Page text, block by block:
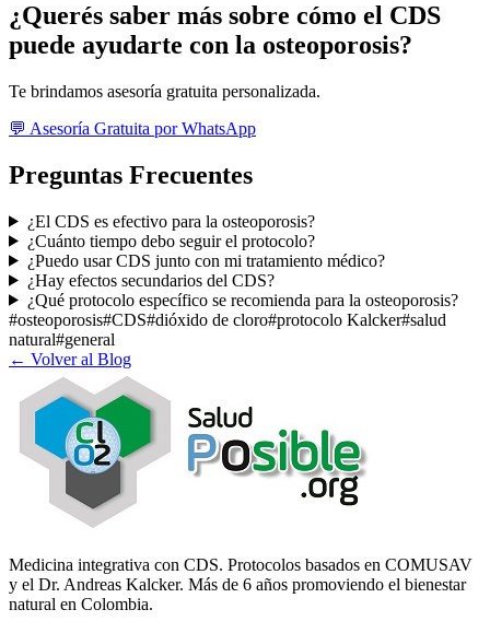
¿Querés saber más sobre cómo el CDS
puede ayudarte con la osteoporosis?
Te brindamos asesoría gratuita personalizada.
💬 Asesoría Gratuita por WhatsApp
Preguntas Frecuentes
¿El CDS es efectivo para la osteoporosis?
¿Cuánto tiempo debo seguir el protocolo?
¿Puedo usar CDS junto con mi tratamiento médico?
¿Hay efectos secundarios del CDS?
¿Qué protocolo específico se recomienda para la osteoporosis?
#osteoporosis#CDS#dióxido de cloro#protocolo Kalcker#salud
natural#general
← Volver al Blog
Medicina integrativa con CDS. Protocolos basados en COMUSAV
y el Dr. Andreas Kalcker. Más de 6 años promoviendo el bienestar
natural en Colombia.